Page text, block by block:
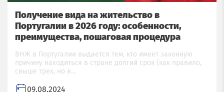
Получение вида на жительство в
Португалии в 2026 году: особенности,
преимущества, пошаговая процедура
ВНЖ в Португалии выдается тем, кто имеет законную
причину находиться в стране долгий срок (как правило,
свыше трех, но в...
09.08.2024
Заполните форму для бесплатной консультации
Ваше имя